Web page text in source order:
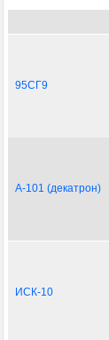
95СГ9
А-101 (декатрон)
ИСК-10